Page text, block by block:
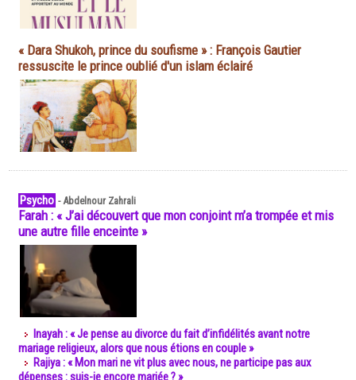
« Dara Shukoh, prince du soufisme » : François Gautier
ressuscite le prince oublié d'un islam éclairé
Psycho -Abdelnour Zahrali
Farah : « J’ai découvert que mon conjoint m’a trompée et mis
une autre fille enceinte »
Inayah : « Je pense au divorce du fait d’infidélités avant notre
mariage religieux, alors que nous étions en couple »
Rajiya : « Mon mari ne vit plus avec nous, ne participe pas aux
dépenses : suis-je encore mariée ? »